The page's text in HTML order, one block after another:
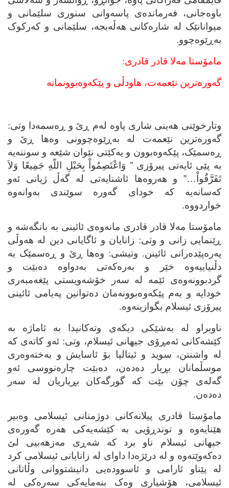
باوه‌جانی، فه‌رمانده‌ی پاسه‌وانی سنوری سلێمانی و
میوانانێک له‌ شاره‌کانی هه‌ڵه‌بجه‌، سلێمانی و که‌رکوک
به‌ڕێوه‌چوو.
مامۆستا مه‌لا قادر قادری:
گه‌وره‌ترین نێعمه‌ت، هاودڵی و پێکه‌وه‌بوونمانه‌
وتارخوێنی هه‌ینی شاری پاوه‌ له‌م ڕێ و ڕه‌سمه‌دا وتی:
گه‌وره‌ترین نێعمه‌ت له‌ به‌ڕێوه‌چوونی وه‌ها ڕێ و
ڕه‌سمێک، پێکه‌وه‌بوون و یه‌کێتی نێوان شێعه‌ و سوننه‌یه‌‌
به‌ پێی ئایه‌تی پیرۆزی” وَاعْتَصِمُواْ بِحَبْلِ اللّهِ جَمِیعًا وَلاَ
تَفَرَّقُواْ…” و هه‌روه‌ها ئاشنایه‌تی له‌ گه‌ڵ ژیانی ئه‌و
که‌سانه‌یه‌ که‌ خودای گه‌وره‌ سوێندی به‌وانه‌وه‌
خواردووه‌.
مامۆستا مه‌لا قادر قادری مانه‌وه‌ی ئائینی به‌ بانگه‌شه‌ و
ڕێنمایی زانی و وتی: زانایان و ئاگایانی دین له هه‌وڵی
په‌ره‌پێده‌رانی ئائینن. وتیشی: وه‌ها ڕێ و ڕه‌سمێک به‌
دڵنیاییه‌وه‌ خێر و به‌ره‌که‌تی به‌دواوه‌ ده‌بێت و
گردبوونه‌وه‌ی ئێمه‌ له‌ سه‌ر خۆشه‌ویستی پێغه‌مبه‌ری
خودایه‌ و به‌م پێکه‌وه‌بوونه‌مان ده‌توانین په‌یامی ئائینی
پیرۆزی ئیسلام بگوازینه‌وه‌.
ناوبراو له‌ به‌شێکی دیکه‌ی وته‌کانیدا به‌ ئاماژه‌ به‌
کێشه‌کانی ئه‌مڕۆی جیهانی ئیسلام، وتی: ئه‌و کاته‌ی که‌
له‌ واشنتن، سوید و ئیتالیا بۆ ئاسایش و به‌خته‌وه‌ری
موسڵمانان بڕیار ده‌ده‌ن، ده‌بێت چاره‌نووسی ئه‌و
گه‌له‌ی چۆن بێت که‌ گورگه‌کان بڕیاریان له‌ سه‌ر
ده‌ده‌ن.
مامۆستا قادری پیلانه‌کانی دوژمنانی ئیسلامی وه‌بیر
هێنایه‌وه‌ و توندڕۆیی به‌ کێشه‌یه‌کی هه‌ره‌ گه‌وره‌ی
جیهانی ئیسلام ناو برد که‌ شه‌ڕی مه‌زهه‌بیی لێ
ده‌که‌وێته‌وه‌ و له‌ درێژه‌دا داوای له‌ زانایانی ئیسلامی کرد
له‌ پێناو ئارامی و ئاسووده‌یی دانیشتووانی وڵاتانی
ئیسلامی، هۆشیاری وه‌ک بنه‌مایه‌کی سه‌ره‌کی له‌